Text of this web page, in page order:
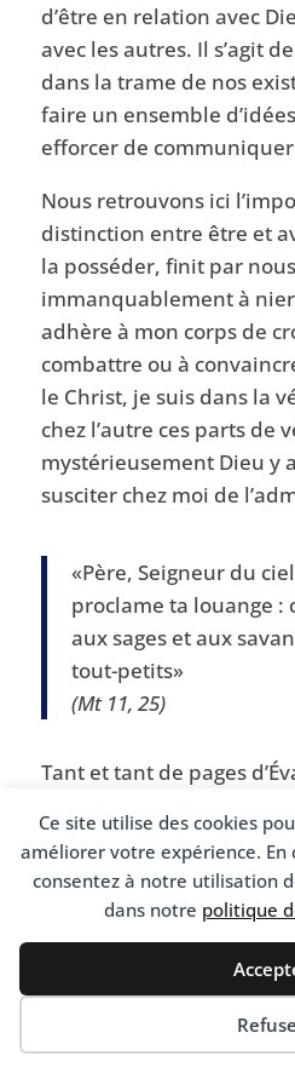
Ce site utilise des cookies
améliorer votre expérience. En
consentez à notre utilisation
dans notre politique
d’être en relation avec
avec les autres. Il s’agit
dans la trame de nos
faire un ensemble
efforcer de
Nous retrouvons ici
distinction entre être et
la posséder, finit par
immanquablement à nier
adhère à mon corps de
combattre ou à
le Christ, je suis dans la
chez l’autre ces parts de
mystérieusement Dieu y
susciter chez moi de
«Père, Seigneur du
proclame ta louange :
aux sages et aux
tout-petits»
(Mt 11, 25)
Tant et tant de pages
et la sainteté de
d’Israël, loin des
recommandable… Il est
flair infaillible, il en
dans toutes les cultures
existences.
S’il est si dur avec
qu’il constate qu’en